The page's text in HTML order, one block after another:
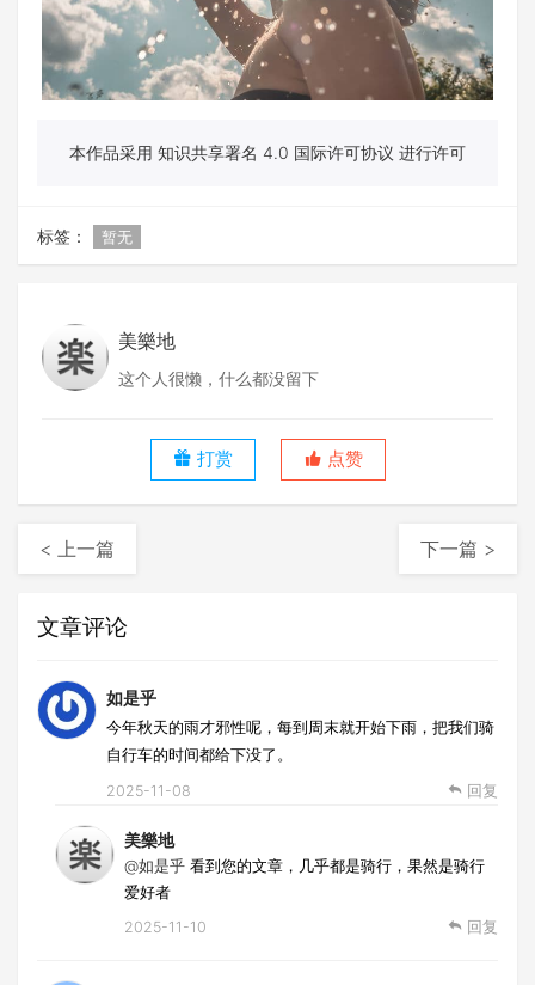
本作品采用 知识共享署名 4.0 国际许可协议 进行许可
标签： 暂无
美樂地
这个人很懒，什么都没留下
打赏 点赞
< 上一篇 下一篇 >
文章评论
如是乎
今年秋天的雨才邪性呢，每到周末就开始下雨，把我们骑
自行车的时间都给下没了。
2025-11-08 回复
美樂地
@如是乎 看到您的文章，几乎都是骑行，果然是骑行
爱好者
2025-11-10 回复